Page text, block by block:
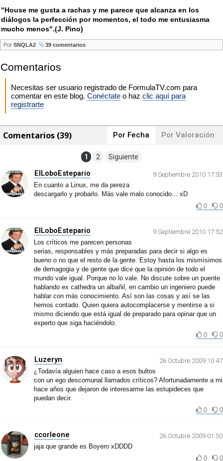
"House me gusta a rachas y me parece que alcanza en los
diálogos la perfección por momentos, el todo me entusiasma
mucho menos".(J. Pino)
Por SNQLA2 39 comentarios
Comentarios
Necesitas ser usuario registrado de FormulaTV.com para
comentar en este blog. Conéctate o haz clic aquí para
registrarte
Comentarios (39) Por Fecha Por Valoración
1 2 Siguiente
ElLoboEstepario
9 Septiembre 2010 17:53
En cuanto a Linux, me da pereza
descargarlo y probarlo. Más vale malo conocido... xD
0
0
ElLoboEstepario
9 Septiembre 2010 17:52
Los críticos me parecen personas
serias, responsables y más preparadas para decir si algo es
bueno o no que el resto de la gente. Estoy hasta los mismísimos
de demagogia y de gente que dice que la opinión de todo el
mundo vale igual. Porque no lo vale. No discute sobre un puente
hablando ex cathedra un albañil, en cambio un ingeniero puede
hablar con más conocimiento. Así son las cosas y así se las
hemos contado. Quien quiera autocomplacerse y mentirse a si
mismo diciendo que está igual de preparado para opinar que un
experto que siga haciéndolo.
0
0
Luzeryn
26 Octubre 2009 10:47
¿Todavía alguien hace caso a esos bultos
con un ego descomunal llamados críticos? Afortunadamente a mi
hace años que dejaron de interesarme las estupideces que
puedan decir.
0
0
ccorleone
26 Octubre 2009 01:50
jaja que grande es Boyero xDDDD
0
0